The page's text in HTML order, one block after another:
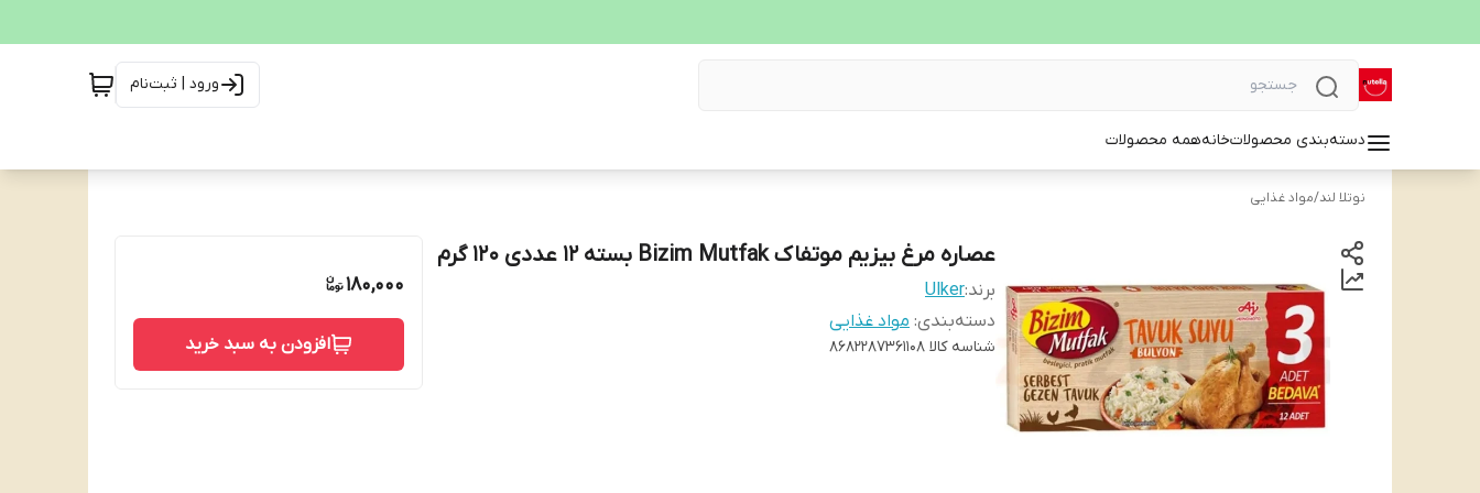
ورود | ثبت‌نام
دسته‌بندی محصولاتخانههمه محصولات
نوتلا لند/مواد غذایی
عصاره مرغ بیزیم موتفاک Bizim Mutfak بسته 12 عددی 120 گرم
برند:Ulker
دسته‌بندی: مواد غذایی
شناسه کالا 8682287361108
180,000
افزودن به سبد خرید